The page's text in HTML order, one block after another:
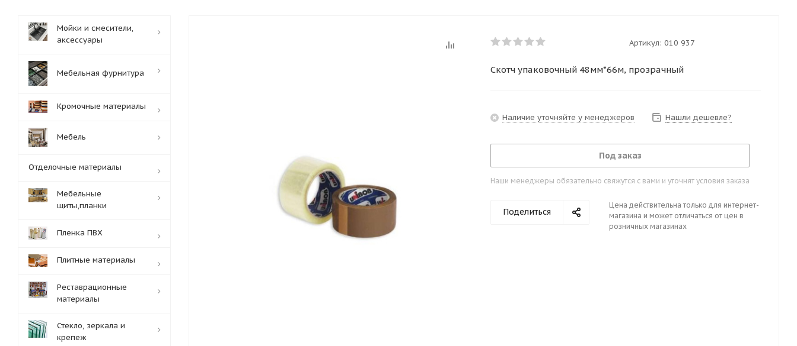
Артикул: 010 937
Скотч упаковочный 48мм*66м, прозрачный
Наличие уточняйте у менеджеров Нашли дешевле?
Под заказ
Наши менеджеры обязательно свяжутся с вами и уточнят условия заказа
Поделиться
Цена действительна только для интернет-
магазина и может отличаться от цен в
розничных магазинах
Мойки и смесители,
аксессуары
Мебельная фурнитура
Кромочные материалы
Мебель
Отделочные материалы
Мебельные
щиты,планки
Пленка ПВХ
Плитные материалы
Реставрационные
материалы
Стекло, зеркала и
крепеж